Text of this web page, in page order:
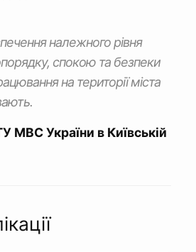
належного рівня
спокою та безпеки
на території міста
МВС України в Київській